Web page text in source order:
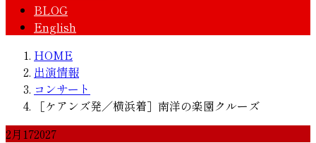
BLOG
English
HOME
出演情報
コンサート
［ケアンズ発／横浜着］南洋の楽園クルーズ
2月172027